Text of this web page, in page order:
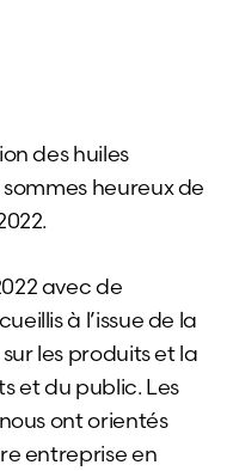
des huiles
heureux de
avec de
à l’issue de la
les produits et la
et du public. Les
ont orientés
entreprise en